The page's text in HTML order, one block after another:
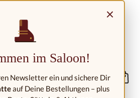
×
im Saloon!
Newsletter ein und sichere Dir
auf Deine Bestellungen – plus